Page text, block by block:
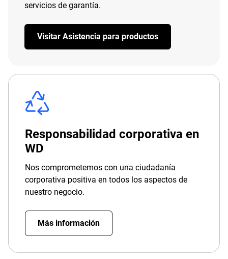
servicios de garantía.
Visitar Asistencia para productos
Responsabilidad corporativa en
WD
Nos comprometemos con una ciudadanía
corporativa positiva en todos los aspectos de
nuestro negocio.
Más información